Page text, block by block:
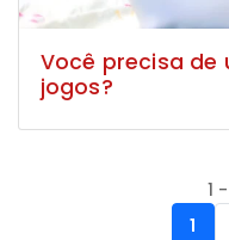
Você precisa de
jogos?
1
1